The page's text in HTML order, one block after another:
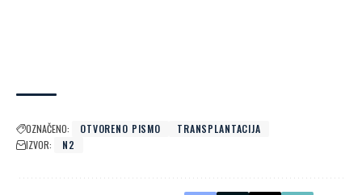
OZNAČENO: OTVORENO PISMO
TRANSPLANTACIJA
IZVOR:
N2